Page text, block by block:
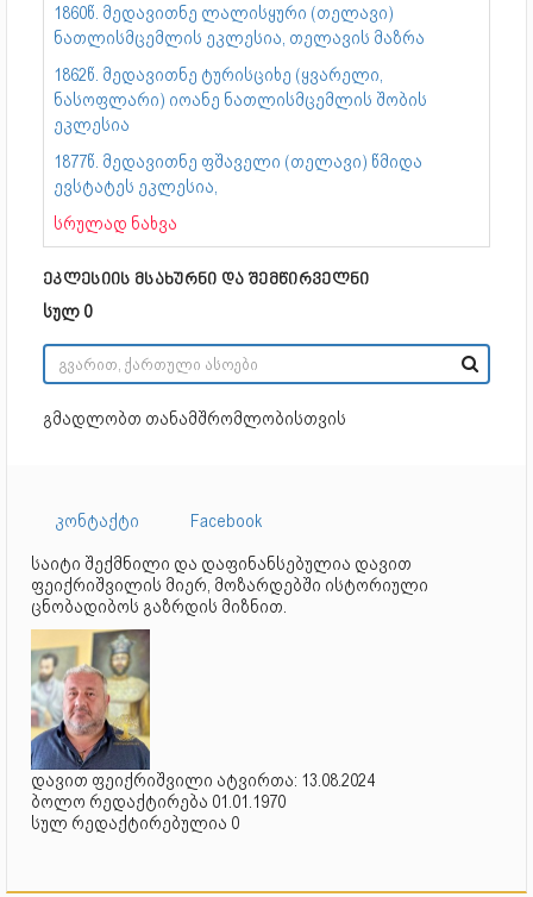
1860წ. მედავითნე ლალისყური (თელავი)
ნათლისმცემლის ეკლესია, თელავის მაზრა
1862წ. მედავითნე ტურისციხე (ყვარელი,
ნასოფლარი) იოანე ნათლისმცემლის შობის
ეკლესია
1877წ. მედავითნე ფშაველი (თელავი) წმიდა
ევსტატეს ეკლესია,
სრულად ნახვა
ეკლესიის მსახურნი და შემწირველნი
სულ 0
გმადლობთ თანამშრომლობისთვის
კონტაქტი
Facebook
საიტი შექმნილი და დაფინანსებულია დავით
ფეიქრიშვილის მიერ, მოზარდებში ისტორიული
ცნობადიბოს გაზრდის მიზნით.
დავით ფეიქრიშვილი ატვირთა: 13.08.2024
ბოლო რედაქტირება 01.01.1970
სულ რედაქტირებულია 0